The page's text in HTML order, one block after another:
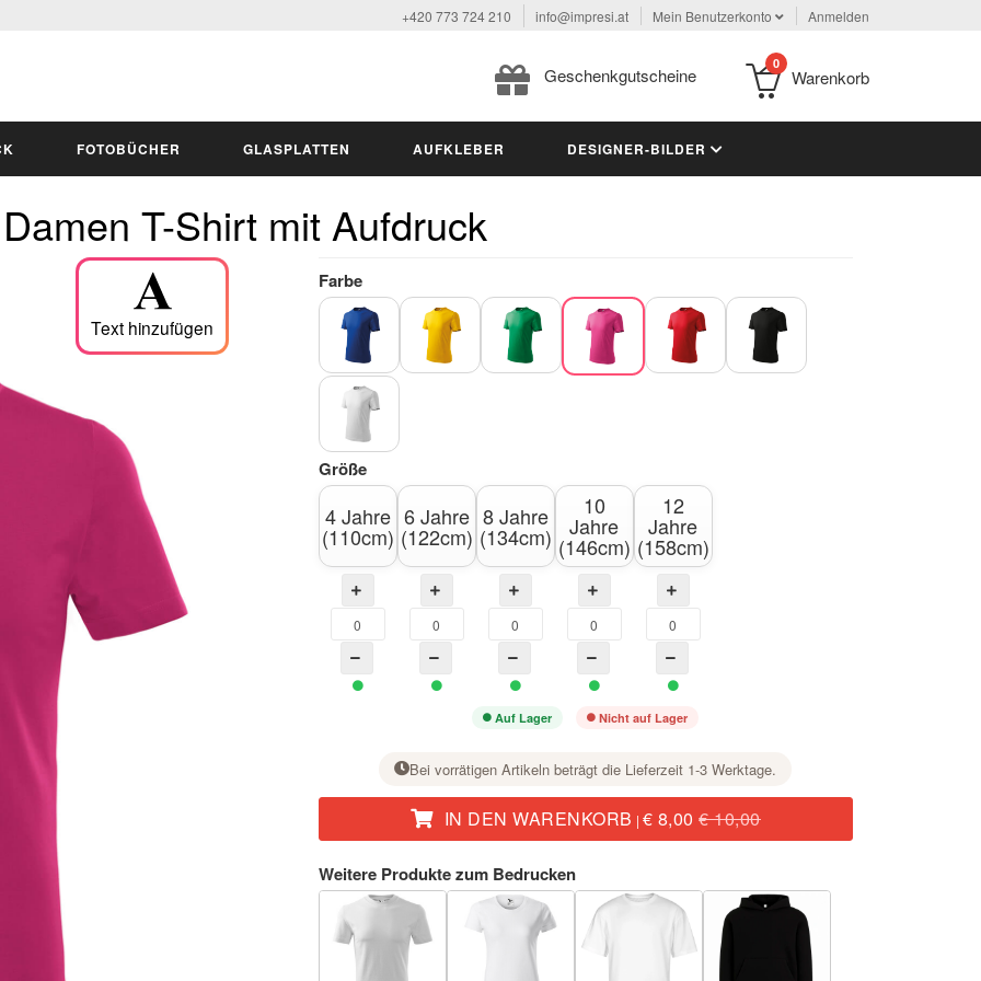
+420 773 724 210 info@impresi.at Mein Benutzerkonto Anmelden
Geschenkgutscheine
0
Warenkorb
FOTOBÜCHER GLASPLATTEN AUFKLEBER DESIGNER-BILDER
Damen T-Shirt mit Aufdruck
Text hinzufügen
Farbe
Größe
4 Jahre
(110cm)
6 Jahre
(122cm)
8 Jahre
(134cm)
10
Jahre
(146cm)
12
Jahre
(158cm)
Auf Lager Nicht auf Lager
Bei vorrätigen Artikeln beträgt die Lieferzeit 1-3 Werktage.
IN DEN WARENKORB | € 8,00€ 10,00
Weitere Produkte zum Bedrucken